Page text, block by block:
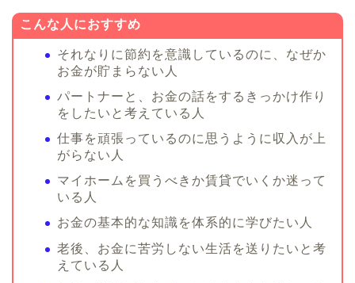
こんな人におすすめ
それなりに節約を意識しているのに、なぜか
お金が貯まらない人
パートナーと、お金の話をするきっかけ作り
をしたいと考えている人
仕事を頑張っているのに思うように収入が上
がらない人
マイホームを買うべきか賃貸でいくか迷って
いる人
お金の基本的な知識を体系的に学びたい人
老後、お金に苦労しない生活を送りたいと考
えている人